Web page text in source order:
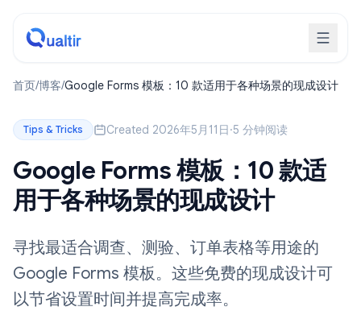
首页/博客/Google Forms 模板：10 款适用于各种场景的现成设计
Tips & Tricks Created 2026年5月11日·5 分钟阅读
Google Forms 模板：10 款适
用于各种场景的现成设计
寻找最适合调查、测验、订单表格等用途的
Google Forms 模板。这些免费的现成设计可
以节省设置时间并提高完成率。